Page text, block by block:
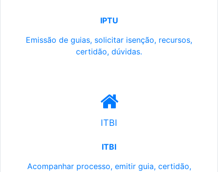
IPTU
Emissão de guias, solicitar isenção, recursos,
certidão, dúvidas.
ITBI
ITBI
Acompanhar processo, emitir guia, certidão,